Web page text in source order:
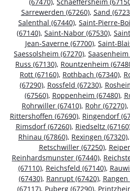
Sarrewerden (67260), Sand
Salenthal (67440), Saint-Pierre-
(67140), Saint-Nabor (67530),
Jean-Saverne (67700), Saint-
Saessolsheim (67270), Saasenheim
Russ (67130), Rountzenheim
Rott (67160), Rothbach (67340),
(67290), Rossfeld (67230),
(67560), Roppenheim (67480),
Rohrwiller (67410), Rohr (67270),
Rittershoffen (67690), Ringendorf
Rimsdorf (67260), Riedseltz
Rhinau (67860), Rexingen (67320),
Retschwiller (67250),
Reinhardsmunster (67440),
(67110), Reichsfeld (67140),
(67430), Ranrupt (67420), Rangen
(67117), Puberg (67290),